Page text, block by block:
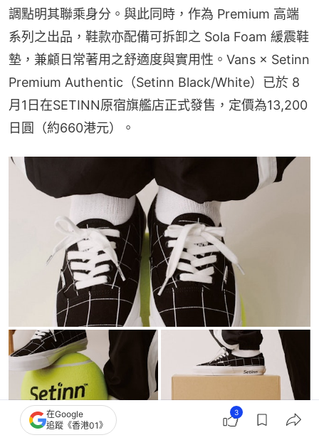
調點明其聯乘身分。與此同時，作為 Premium 高端
系列之出品，鞋款亦配備可拆卸之 Sola Foam 緩震鞋
墊，兼顧日常著用之舒適度與實用性。Vans × Setinn
Premium Authentic（Setinn Black/White）已於 8
月1日在SETINN原宿旗艦店正式發售，定價為13,200
日圓（約660港元）。
在Google
追蹤《香港01》
3